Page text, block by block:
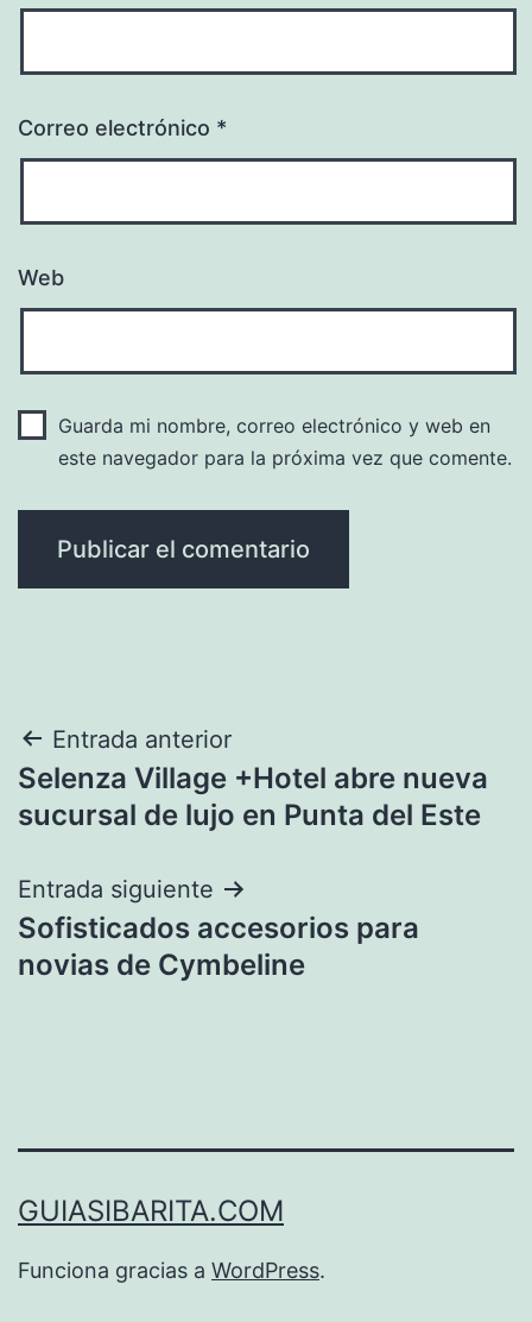
Correo electrónico *
Web
Guarda mi nombre, correo electrónico y web en
este navegador para la próxima vez que comente.
Navegación
de
Entrada anterior
Selenza Village +Hotel abre nueva
sucursal de lujo en Punta del Este
Entrada siguiente
Sofisticados accesorios para
novias de Cymbeline
GUIASIBARITA.COM
Funciona gracias a WordPress.